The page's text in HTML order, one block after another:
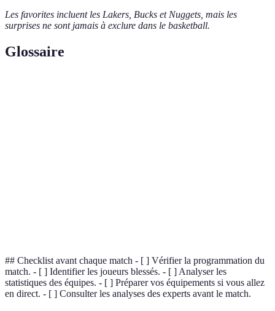
Les favorites incluent les Lakers, Bucks et Nuggets, mais les
surprises ne sont jamais à exclure dans le basketball.
Glossaire
## Checklist avant chaque match - [ ] Vérifier la programmation du
match. - [ ] Identifier les joueurs blessés. - [ ] Analyser les
statistiques des équipes. - [ ] Préparer vos équipements si vous allez
en direct. - [ ] Consulter les analyses des experts avant le match.